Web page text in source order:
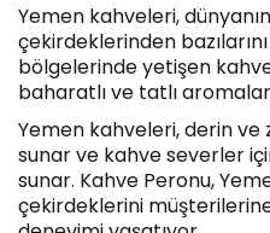
Yemen kahveleri,
çekirdeklerinden
bölgelerinde yetişen
baharatlı ve tatlı
Yemen kahveleri, derin
sunar ve kahve severler
sunar. Kahve Peronu,
çekirdeklerini